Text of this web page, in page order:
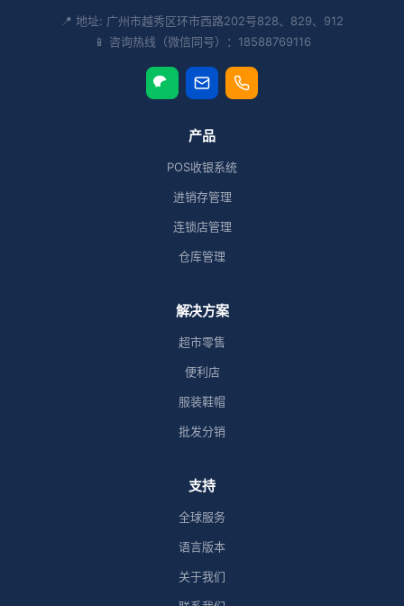
📍 地址: 广州市越秀区环市西路202号828、829、912
📱 咨询热线（微信同号）：18588769116
产品
POS收银系统
进销存管理
连锁店管理
仓库管理
解决方案
超市零售
便利店
服装鞋帽
批发分销
支持
全球服务
语言版本
关于我们